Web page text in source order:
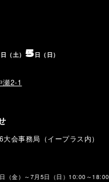
日（土） 5日（日）
瀬2-1
会事務局（イープラス内）
（金）～7月5日（日）10:00～18:00